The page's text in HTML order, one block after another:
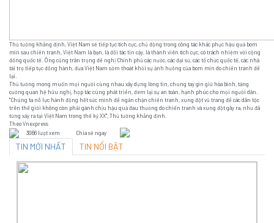
Thủ tướng khẳng định, Việt Nam sẽ tiếp tục tích cực, chủ động trong công tác khắc phục hậu quả bom
mìn sau chiến tranh, Việt Nam là bạn, là đối tác tin cậy, là thành viên tích cực, có trách nhiệm với cộng
đồng quốc tế. Ông cũng trân trọng đề nghị Chính phủ các nước, các đại sứ, các tổ chức quốc tế, các nhà
tài trợ tiếp tục đồng hành, đưa Việt Nam sớm thoát khỏi sự ảnh hưởng của bom mìn do chiến tranh để
lại.
Thủ tướng mong muốn mọi người cùng nhau xây dựng lòng tin, chung tay gìn giữ hòa bình, tăng
cường quan hệ hữu nghị, hợp tác cùng phát triển, đem lại sự an toàn, hạnh phúc cho mọi người dân.
"Chúng ta nỗ lực hành động hết sức mình để ngăn chặn chiến tranh, xung đột vũ trang để các dân tộc
trên thế giới không còn phải gánh chịu hậu quả đau thương do chiến tranh và xung đột gây ra, như đã
từng xảy ra tại Việt Nam trong thế kỷ XX", Thủ tướng khẳng định.
Theo Vnexpress
3066 lượt xem
Chia sẻ ngay
TIN MỚI NHẤT TIN NỔI BẬT